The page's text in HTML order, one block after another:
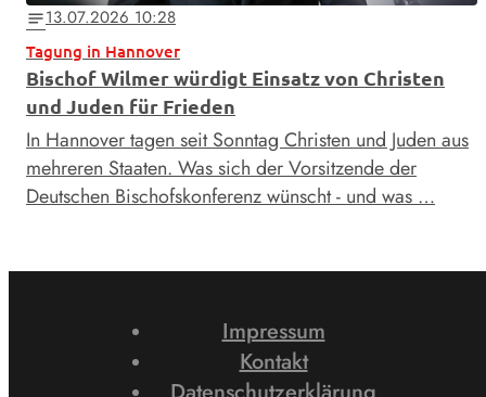
notes13.07.2026 10:28
Tagung in Hannover
Bischof Wilmer würdigt Einsatz von Christen
und Juden für Frieden
In Hannover tagen seit Sonntag Christen und Juden aus
mehreren Staaten. Was sich der Vorsitzende der
Deutschen Bischofskonferenz wünscht - und was …
Impressum
Kontakt